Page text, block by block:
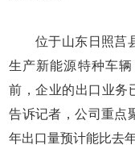
位于山东日照莒县
生产新能源特种车
前，企业的出口业务
告诉记者，公司重点
年出口量预计能比去